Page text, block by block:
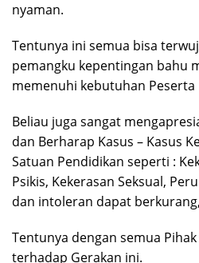
nyaman.
Tentunya ini semua bisa
pemangku kepentingan bahu
memenuhi kebutuhan Peserta
Beliau juga sangat
dan Berharap Kasus – Kasus
Satuan Pendidikan seperti :
Psikis, Kekerasan Seksual,
dan intoleran dapat berkurang,
Tentunya dengan semua
terhadap Gerakan ini.